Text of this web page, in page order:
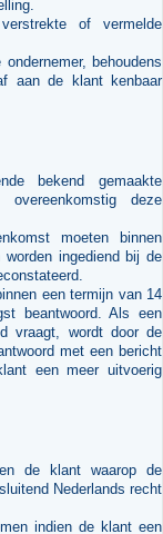
of vermelde
behoudens
aan de klant kenbaar
bekend gemaakte
deze
moeten binnen
ingediend bij de
een termijn van 14
beantwoord. Als een
vraagt, wordt door de
met een bericht
een meer uitvoerig
de klant waarop de
Nederlands recht
indien de klant een